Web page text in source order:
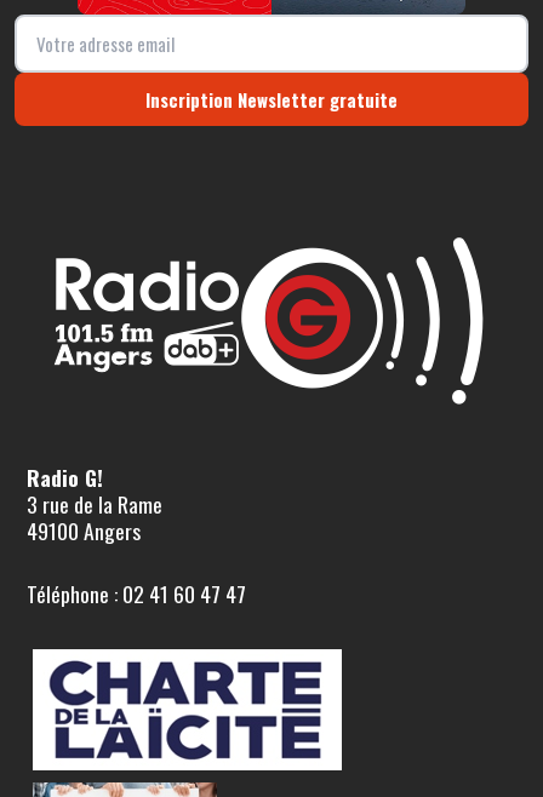
Inscription Newsletter gratuite
Radio G!
3 rue de la Rame
49100 Angers
Téléphone : 02 41 60 47 47